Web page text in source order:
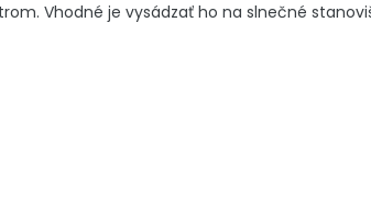
Vhodné je vysádzať ho na slnečné